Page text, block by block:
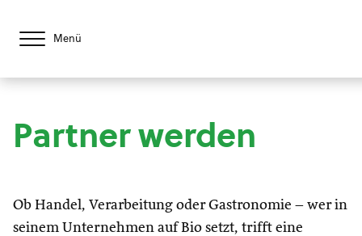
Menü
Partner werden
Ob Handel, Verarbeitung oder Gastronomie – wer in
seinem Unternehmen auf Bio setzt, trifft eine